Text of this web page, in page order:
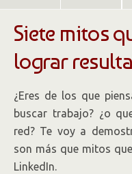
Siete mitos
lograr
¿Eres de los que
buscar trabajo? ¿o
red? Te voy a
son más que mitos
LinkedIn.